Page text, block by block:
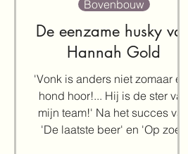
De eenzame husky van
Hannah Gold
'Vonk is anders niet zomaar een
hond hoor!... Hij is de ster van
mijn team!' Na het succes van
'De laatste beer' en 'Op zoek
Bovenbouw